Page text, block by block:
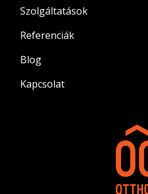
Szolgáltatások
Referenciák
Blog
Kapcsolat